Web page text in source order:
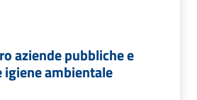
aziende pubbliche e
ambientale